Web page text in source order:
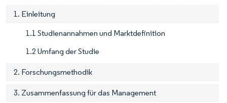
1. Einleitung
1.1 Studienannahmen und Marktdefinition
1.2 Umfang der Studie
2. Forschungsmethodik
3. Zusammenfassung für das Management